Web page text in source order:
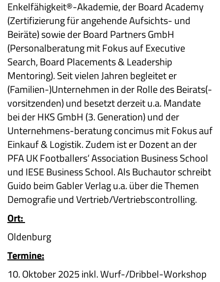
Enkelfähigkeit®-Akademie, der Board Academy
(Zertifizierung für angehende Aufsichts- und
Beiräte) sowie der Board Partners GmbH
(Personalberatung mit Fokus auf Executive
Search, Board Placements & Leadership
Mentoring). Seit vielen Jahren begleitet er
(Familien-)Unternehmen in der Rolle des Beirats(-
vorsitzenden) und besetzt derzeit u.a. Mandate
bei der HKS GmbH (3. Generation) und der
Unternehmens-beratung concimus mit Fokus auf
Einkauf & Logistik. Zudem ist er Dozent an der
PFA UK Footballers‘ Association Business School
und IESE Business School. Als Buchautor schreibt
Guido beim Gabler Verlag u.a. über die Themen
Demografie und Vertrieb/Vertriebscontrolling.
Ort:
Oldenburg
Termine:
10. Oktober 2025 inkl. Wurf-/Dribbel-Workshop